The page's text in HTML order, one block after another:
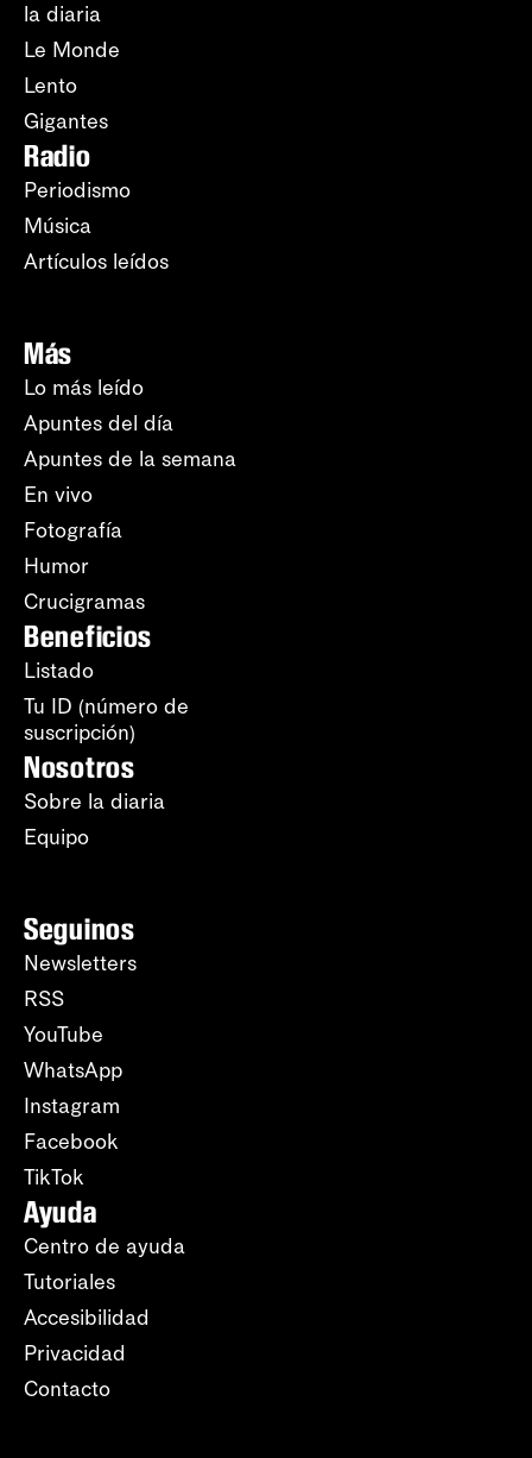
la diaria
Le Monde
Lento
Gigantes
Radio
Periodismo
Música
Artículos leídos
Más
Lo más leído
Apuntes del día
Apuntes de la semana
En vivo
Fotografía
Humor
Crucigramas
Beneficios
Listado
Tu ID (número de
suscripción)
Nosotros
Sobre la diaria
Equipo
Seguinos
Newsletters
RSS
YouTube
WhatsApp
Instagram
Facebook
TikTok
Ayuda
Centro de ayuda
Tutoriales
Accesibilidad
Privacidad
Contacto